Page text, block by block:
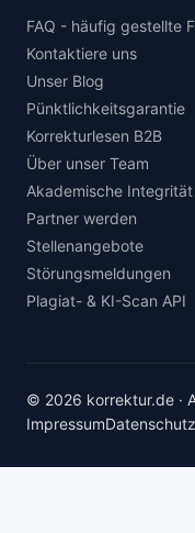
FAQ - häufig gestellte
Kontaktiere uns
Unser Blog
Pünktlichkeitsgarantie
Korrekturlesen B2B
Über unser Team
Akademische Integrität
Partner werden
Stellenangebote
Störungsmeldungen
Plagiat- & KI-Scan API
© 2026 korrektur.de ·
ImpressumDatenschutz